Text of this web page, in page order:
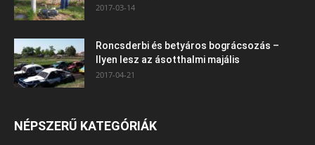
2017-03-14
Roncsderbi és betyáros bográcsozás –
Ilyen lesz az ásotthalmi majális
2017-04-21
NÉPSZERŰ KATEGÓRIÁK